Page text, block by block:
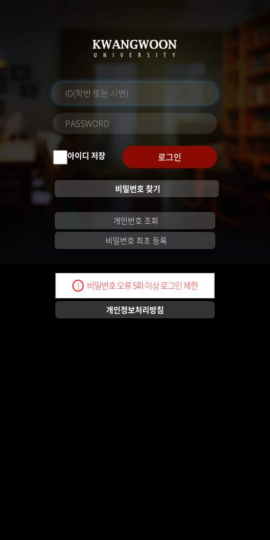
아이디 저장 로그인
비밀번호 찾기
개인번호 조회
비밀번호 최초 등록
! 비밀번호 오류 5회 이상 로그인 제한
개인정보처리방침